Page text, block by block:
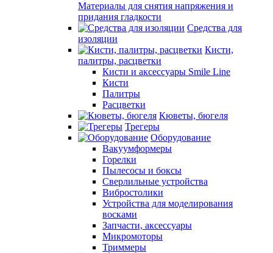
Материалы для снятия напряжения и
придания гладкости
Средства для
изоляции
Кисти,
палитры, расцветки
Кисти и аксессуары Smile Line
Кисти
Палитры
Расцветки
Кюветы, бюгеля
Трегеры
Оборудование
Вакуумформеры
Горелки
Пылесосы и боксы
Сверлильные устройства
Вибростолики
Устройства для моделирования
восками
Запчасти, аксессуары
Микромоторы
Триммеры